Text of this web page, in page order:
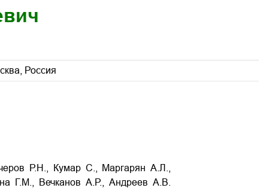
Россия
Р.Н., Кумар С., Маргарян А.Л.,
Г.М., Вечканов А.Р., Андреев А.В.